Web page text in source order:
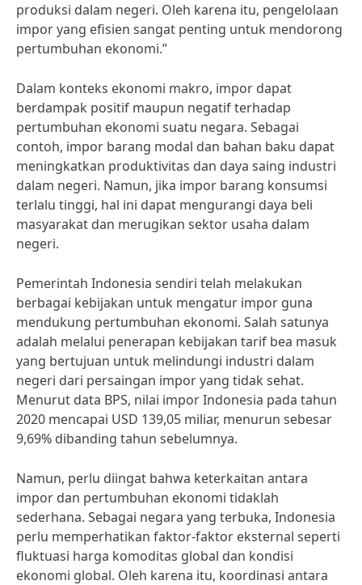
produksi dalam negeri. Oleh karena itu, pengelolaan
impor yang efisien sangat penting untuk mendorong
pertumbuhan ekonomi.”
Dalam konteks ekonomi makro, impor dapat
berdampak positif maupun negatif terhadap
pertumbuhan ekonomi suatu negara. Sebagai
contoh, impor barang modal dan bahan baku dapat
meningkatkan produktivitas dan daya saing industri
dalam negeri. Namun, jika impor barang konsumsi
terlalu tinggi, hal ini dapat mengurangi daya beli
masyarakat dan merugikan sektor usaha dalam
negeri.
Pemerintah Indonesia sendiri telah melakukan
berbagai kebijakan untuk mengatur impor guna
mendukung pertumbuhan ekonomi. Salah satunya
adalah melalui penerapan kebijakan tarif bea masuk
yang bertujuan untuk melindungi industri dalam
negeri dari persaingan impor yang tidak sehat.
Menurut data BPS, nilai impor Indonesia pada tahun
2020 mencapai USD 139,05 miliar, menurun sebesar
9,69% dibanding tahun sebelumnya.
Namun, perlu diingat bahwa keterkaitan antara
impor dan pertumbuhan ekonomi tidaklah
sederhana. Sebagai negara yang terbuka, Indonesia
perlu memperhatikan faktor-faktor eksternal seperti
fluktuasi harga komoditas global dan kondisi
ekonomi global. Oleh karena itu, koordinasi antara